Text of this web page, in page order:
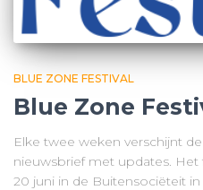
BLUE ZONE FESTIVAL
Blue Zone
Elke twee weken verschijnt
nieuwsbrief met updates.
20 juni in de Buitensociëteit